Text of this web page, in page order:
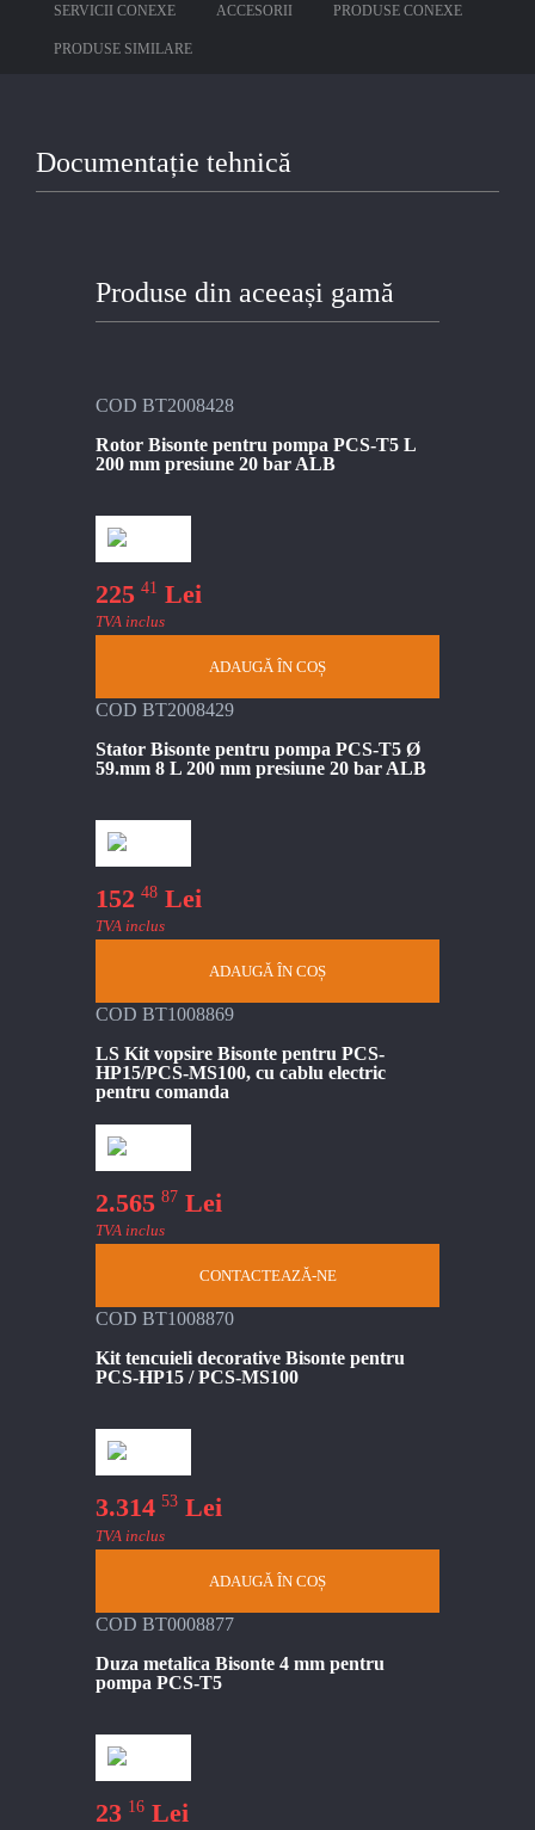
SERVICII CONEXE ACCESORII PRODUSE CONEXE
PRODUSE SIMILARE
Documentație tehnică
Produse din aceeași gamă
COD BT2008428
Rotor Bisonte pentru pompa PCS-T5 L
200 mm presiune 20 bar ALB
225 41 Lei
TVA inclus
ADAUGĂ ÎN COȘ
COD BT2008429
Stator Bisonte pentru pompa PCS-T5 Ø
59.mm 8 L 200 mm presiune 20 bar ALB
152 48 Lei
TVA inclus
ADAUGĂ ÎN COȘ
COD BT1008869
LS Kit vopsire Bisonte pentru PCS-
HP15/PCS-MS100, cu cablu electric
pentru comanda
2.565 87 Lei
TVA inclus
CONTACTEAZĂ-NE
COD BT1008870
Kit tencuieli decorative Bisonte pentru
PCS-HP15 / PCS-MS100
3.314 53 Lei
TVA inclus
ADAUGĂ ÎN COȘ
COD BT0008877
Duza metalica Bisonte 4 mm pentru
pompa PCS-T5
23 16 Lei